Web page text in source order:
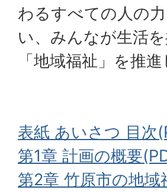
わるすべての人の
い、みんなが生活
「地域福祉」を推
表紙 あいさつ 目次
第1章 計画の概要
第2章 竹原市の地